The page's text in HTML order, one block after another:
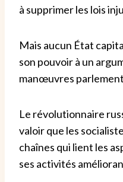
à supprimer les lois
Mais aucun État
son pouvoir à un
manœuvres
Le révolutionnaire
valoir que les
chaînes qui lient les
ses activités